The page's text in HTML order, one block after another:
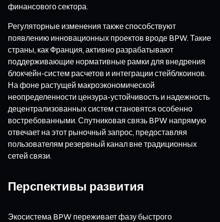
финансового сектора.
Регуляторные изменения также способствуют
появлению инновационных проектов вроде BPW. Такие
страны, как Франция, активно разрабатывают
поддерживающие нормативные рамки для внедрения
блокчейн-систем расчетов и интеграции стейблкоинов.
На фоне растущей макроэкономической
неопределенности цензура-устойчивость и надежность
децентрализованных систем становятся особенно
востребованными. Спутниковая связь BPW напрямую
отвечает на этот рыночный запрос, предоставляя
пользователям резервный канал вне традиционных
сетей связи.
Перспективы развития
Экосистема BPW переживает фазу быстрого